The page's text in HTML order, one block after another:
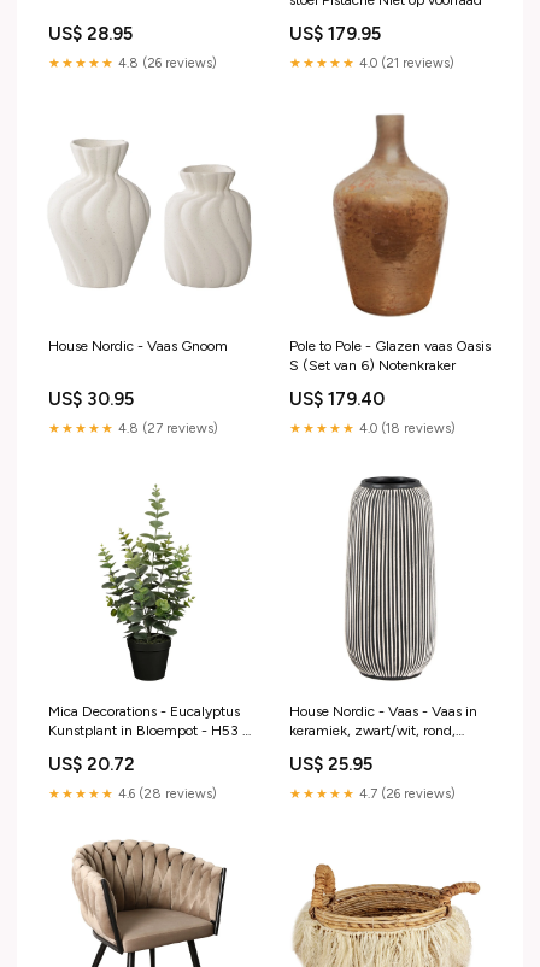
US$ 28.95
★★★★★ 4.8 (26 reviews)
US$ 179.95
★★★★★ 4.0 (21 reviews)
House Nordic - Vaas Gnoom
US$ 30.95
★★★★★ 4.8 (27 reviews)
Pole to Pole - Glazen vaas Oasis
S (Set van 6) Notenkraker
US$ 179.40
★★★★★ 4.0 (18 reviews)
Mica Decorations - Eucalyptus
Kunstplant in Bloempot - H53 x
US$ 20.72
★★★★★ 4.6 (28 reviews)
House Nordic - Vaas - Vaas in
keramiek, zwart/wit, rond,
US$ 25.95
★★★★★ 4.7 (26 reviews)